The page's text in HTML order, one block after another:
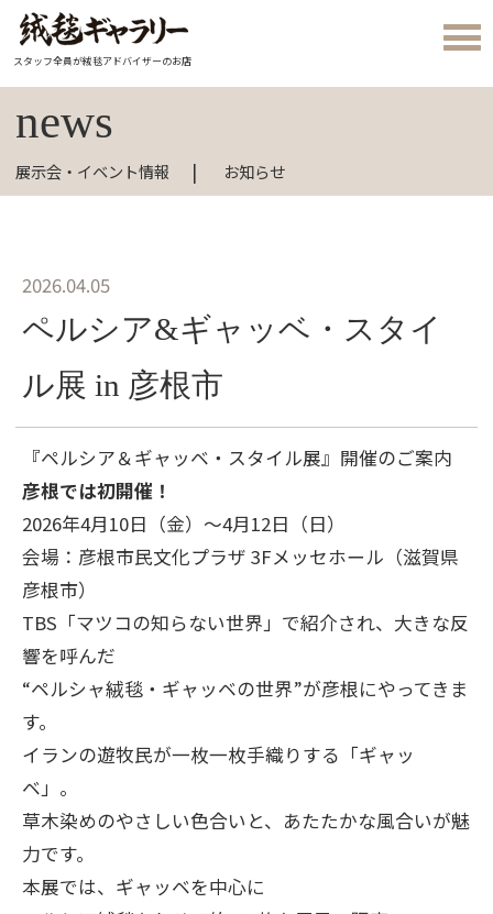
スタッフ全員が絨毯アドバイザーのお店
news
展示会・イベント情報 お知らせ
2026.04.05
ペルシア&ギャッベ・スタイ
ル展 in 彦根市
『ペルシア＆ギャッベ・スタイル展』開催のご案内
彦根では初開催！
2026年4月10日（金）～4月12日（日）
会場：彦根市民文化プラザ 3Fメッセホール（滋賀県
彦根市）
TBS「マツコの知らない世界」で紹介され、大きな反
響を呼んだ
“ペルシャ絨毯・ギャッベの世界”が彦根にやってきま
す。
イランの遊牧民が一枚一枚手織りする「ギャッ
ベ」。
草木染めのやさしい色合いと、あたたかな風合いが魅
力です。
本展では、ギャッベを中心に